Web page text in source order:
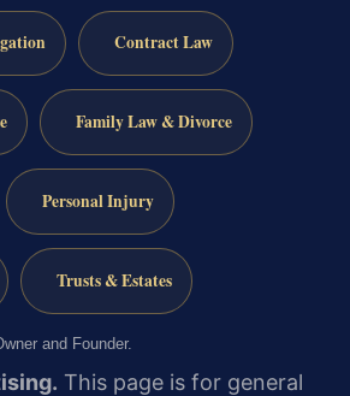
Contract Law
Family Law & Divorce
Personal Injury
Trusts & Estates
and Founder.
This page is for general